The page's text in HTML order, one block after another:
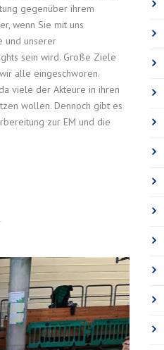
gegenüber ihrem
wenn Sie mit uns
und unserer
sein wird. Große Ziele
alle eingeschworen.
viele der Akteure in ihren
wollen. Dennoch gibt es
zur EM und die